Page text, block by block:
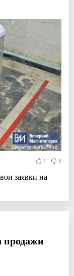
1 3
заявки на
продажи